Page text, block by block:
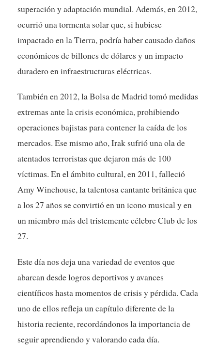
superación y adaptación mundial. Además, en 2012,
ocurrió una tormenta solar que, si hubiese
impactado en la Tierra, podría haber causado daños
económicos de billones de dólares y un impacto
duradero en infraestructuras eléctricas.
También en 2012, la Bolsa de Madrid tomó medidas
extremas ante la crisis económica, prohibiendo
operaciones bajistas para contener la caída de los
mercados. Ese mismo año, Irak sufrió una ola de
atentados terroristas que dejaron más de 100
víctimas. En el ámbito cultural, en 2011, falleció
Amy Winehouse, la talentosa cantante británica que
a los 27 años se convirtió en un icono musical y en
un miembro más del tristemente célebre Club de los
27.
Este día nos deja una variedad de eventos que
abarcan desde logros deportivos y avances
científicos hasta momentos de crisis y pérdida. Cada
uno de ellos refleja un capítulo diferente de la
historia reciente, recordándonos la importancia de
seguir aprendiendo y valorando cada día.